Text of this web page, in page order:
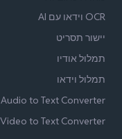
OCR וידאו עם AI
יישור תסריט
תמלול אודיו
תמלול וידאו
Audio to Text Converter
Video to Text Converter